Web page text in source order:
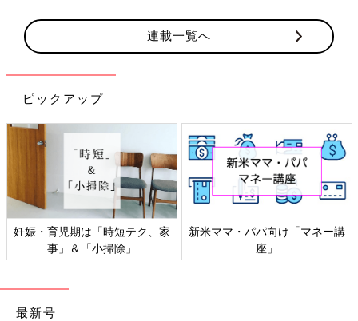
連載一覧へ
ピックアップ
妊娠・育児期は「時短テク、家
事」＆「小掃除」
新米ママ・パパ向け「マネー講
座」
最新号